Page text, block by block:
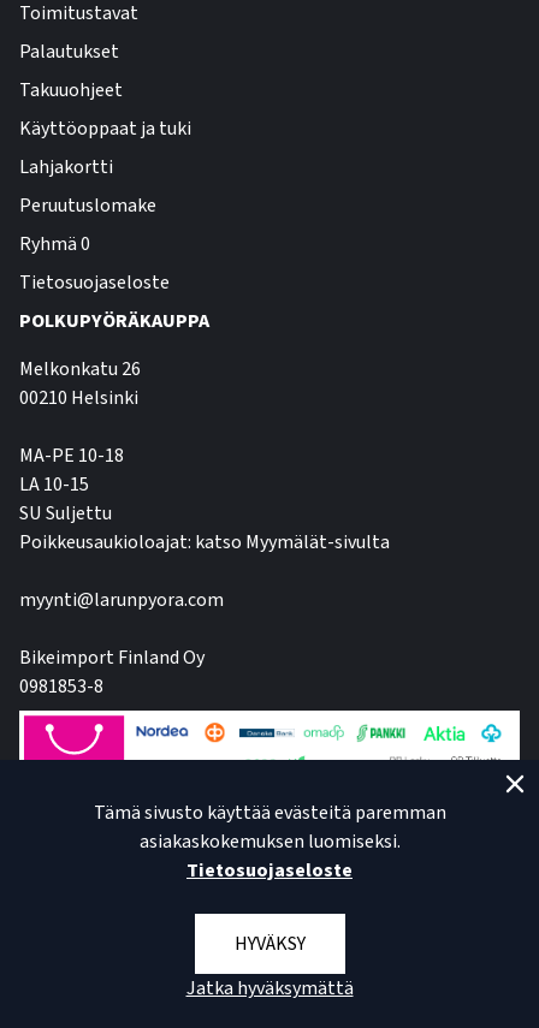
Toimitustavat
Palautukset
Takuuohjeet
Käyttöoppaat ja tuki
Lahjakortti
Peruutuslomake
Ryhmä 0
Tietosuojaseloste
POLKUPYÖRÄKAUPPA
Melkonkatu 26
00210 Helsinki
MA-PE 10-18
LA 10-15
SU Suljettu
Poikkeusaukioloajat: katso Myymälät-sivulta
myynti@larunpyora.com
Bikeimport Finland Oy
0981853-8
Tämä sivusto käyttää evästeitä paremman
asiakaskokemuksen luomiseksi.
Tietosuojaseloste
HYVÄKSY
Jatka hyväksymättä